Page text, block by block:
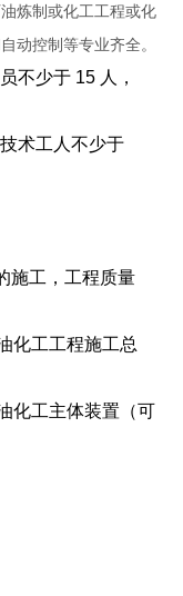
炼制或化工工程或化
动控制等专业齐全。
不少于 15 人，
术工人不少于
施工，工程质量
化工工程施工总
化工主体装置（可